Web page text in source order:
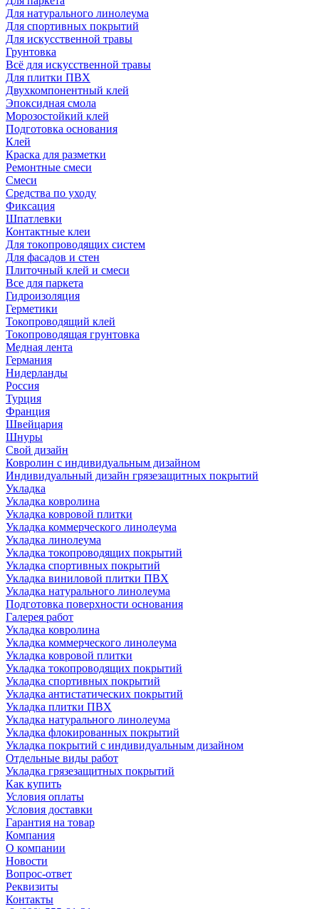
Для натурального линолеума
Для спортивных покрытий
Для искусственной травы
Грунтовка
Всё для искусственной травы
Для плитки ПВХ
Двухкомпонентный клей
Эпоксидная смола
Морозостойкий клей
Подготовка основания
Клей
Краска для разметки
Ремонтные смеси
Смеси
Средства по уходу
Фиксация
Шпатлевки
Контактные клеи
Для токопроводящих систем
Для фасадов и стен
Плиточный клей и смеси
Все для паркета
Гидроизоляция
Герметики
Токопроводящий клей
Токопроводящая грунтовка
Медная лента
Германия
Нидерланды
Россия
Турция
Франция
Швейцария
Шнуры
Свой дизайн
Ковролин с индивидуальным дизайном
Индивидуальный дизайн грязезащитных покрытий
Укладка
Укладка ковролина
Укладка ковровой плитки
Укладка коммерческого линолеума
Укладка линолеума
Укладка токопроводящих покрытий
Укладка спортивных покрытий
Укладка виниловой плитки ПВХ
Укладка натурального линолеума
Подготовка поверхности основания
Галерея работ
Укладка ковролина
Укладка коммерческого линолеума
Укладка ковровой плитки
Укладка токопроводящих покрытий
Укладка спортивных покрытий
Укладка антистатических покрытий
Укладка плитки ПВХ
Укладка натурального линолеума
Укладка флокированных покрытий
Укладка покрытий с индивидуальным дизайном
Отдельные виды работ
Укладка грязезащитных покрытий
Как купить
Условия оплаты
Условия доставки
Гарантия на товар
Компания
О компании
Новости
Вопрос-ответ
Реквизиты
Контакты